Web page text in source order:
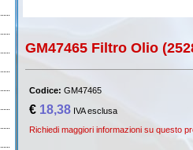
GM47465 Filtro Olio
Codice: GM47465
€ 18,38IVA esclusa
Richiedi maggiori informazioni su questo